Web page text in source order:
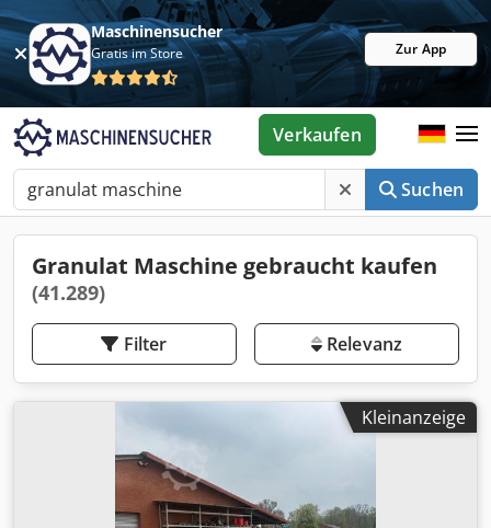
Maschinensucher
Gratis im Store Zur App
Suchen
Verkaufen
Granulat Maschine gebraucht kaufen
(41.289)
Filter Relevanz
Kleinanzeige